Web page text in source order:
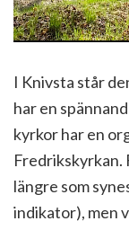
I Knivsta står
har en
kyrkor har en
Fredrikskyrkan.
längre som
indikator), men